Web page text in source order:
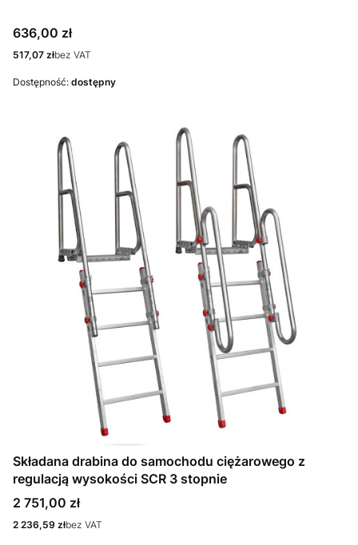
Cena
636,00 zł
Cena
517,07 złbez VAT
Dostępność: dostępny
Składana drabina do samochodu ciężarowego z
regulacją wysokości SCR 3 stopnie
Cena
2 751,00 zł
Cena
2 236,59 złbez VAT